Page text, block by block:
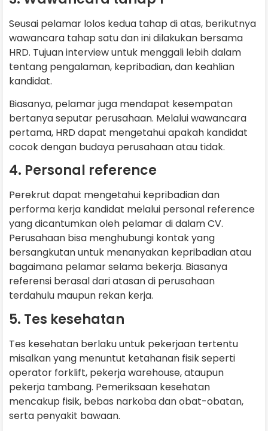
Seusai pelamar lolos kedua tahap di atas, berikutnya
wawancara tahap satu dan ini dilakukan bersama
HRD. Tujuan interview untuk menggali lebih dalam
tentang pengalaman, kepribadian, dan keahlian
kandidat.
Biasanya, pelamar juga mendapat kesempatan
bertanya seputar perusahaan. Melalui wawancara
pertama, HRD dapat mengetahui apakah kandidat
cocok dengan budaya perusahaan atau tidak.
4. Personal reference
Perekrut dapat mengetahui kepribadian dan
performa kerja kandidat melalui personal reference
yang dicantumkan oleh pelamar di dalam CV.
Perusahaan bisa menghubungi kontak yang
bersangkutan untuk menanyakan kepribadian atau
bagaimana pelamar selama bekerja. Biasanya
referensi berasal dari atasan di perusahaan
terdahulu maupun rekan kerja.
5. Tes kesehatan
Tes kesehatan berlaku untuk pekerjaan tertentu
misalkan yang menuntut ketahanan fisik seperti
operator forklift, pekerja warehouse, ataupun
pekerja tambang. Pemeriksaan kesehatan
mencakup fisik, bebas narkoba dan obat-obatan,
serta penyakit bawaan.